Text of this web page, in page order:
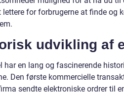
lettere for forbrugerne at finde og
udvikling af
har en lang og fascinerende
Den første kommercielle
sendte elektroniske ordrer til